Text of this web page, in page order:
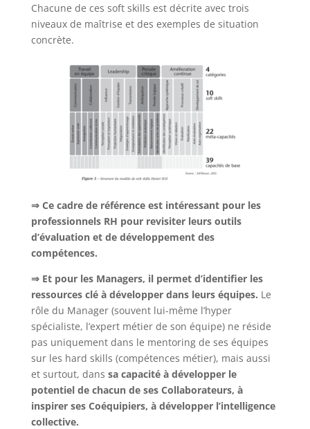
Chacune de ces soft skills est décrite avec trois
niveaux de maîtrise et des exemples de situation
concrète.
⇒ Ce cadre de référence est intéressant pour les
professionnels RH pour revisiter leurs outils
d’évaluation et de développement des
compétences.
⇒ Et pour les Managers, il permet d’identifier les
ressources clé à développer dans leurs équipes. Le
rôle du Manager (souvent lui-même l’hyper
spécialiste, l’expert métier de son équipe) ne réside
pas uniquement dans le mentoring de ses équipes
sur les hard skills (compétences métier), mais aussi
et surtout, dans sa capacité à développer le
potentiel de chacun de ses Collaborateurs, à
inspirer ses Coéquipiers, à développer l’intelligence
collective.